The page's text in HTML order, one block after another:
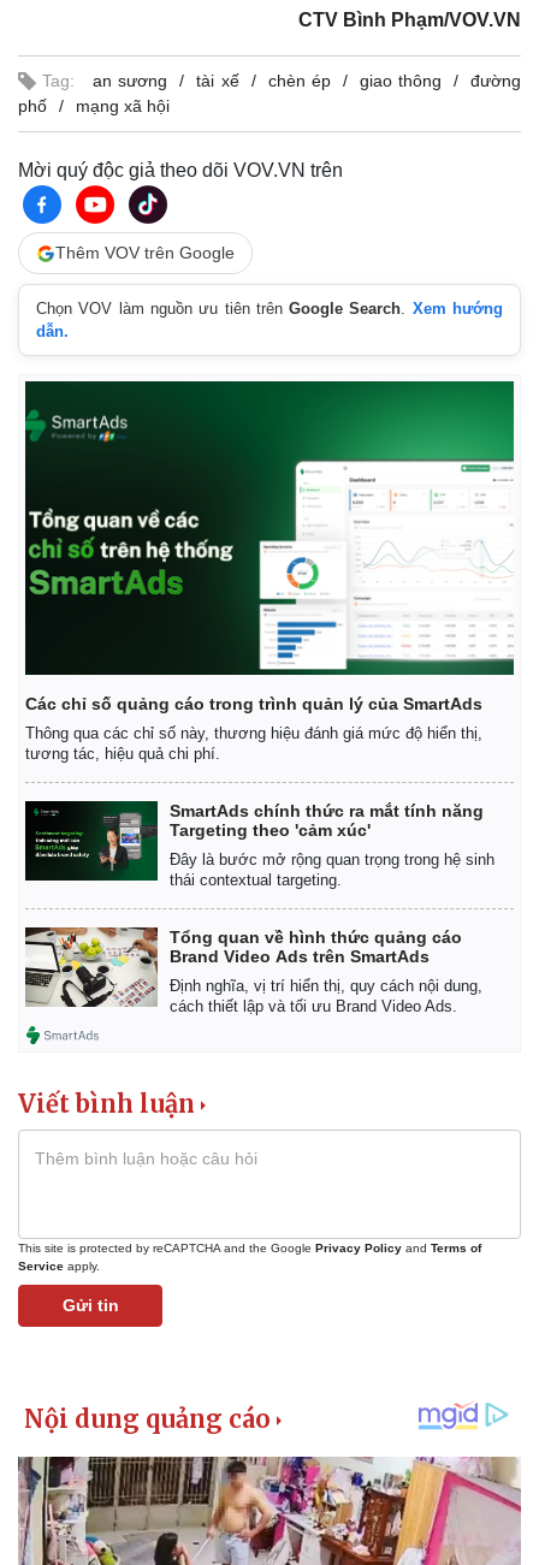
Kinh tế
Bất động sản
Khởi nghiệp
Thị trường
Giá vàng
Tiêu dùng
Tỷ giá
Chứng khoán
CTV Bình Phạm/VOV.VN
Tag: an sương tài xế chèn ép giao thông
đường
phố
mạng xã hội
Mời quý độc giả theo dõi VOV.VN trên
Thêm VOV trên Google
Chọn VOV làm nguồn ưu tiên trênGoogle Search. Xem hướng
dẫn.
Các chỉ số quảng cáo trong trình quản lý của SmartAds
Thông qua các chỉ số này, thương hiệu đánh giá mức độ hiển thị,
tương tác, hiệu quả chi phí.
SmartAds chính thức ra mắt tính năng
Targeting theo 'cảm xúc'
Đây là bước mở rộng quan trọng trong hệ sinh
thái contextual targeting.
Tổng quan về hình thức quảng cáo
Brand Video Ads trên SmartAds
Định nghĩa, vị trí hiển thị, quy cách nội dung,
cách thiết lập và tối ưu Brand Video Ads.
Viết bình luận
This site is protected by reCAPTCHA and the Google Privacy Policy and Terms of
Service apply.
Gửi tin